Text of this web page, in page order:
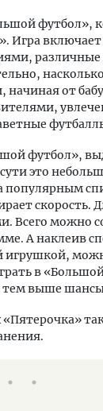
Игра включает
начиная от
футбол»,
это
популярным
скорость.
Всего можно
А наклеив
игрушкой,
в
тем выше
«Пятерочка»